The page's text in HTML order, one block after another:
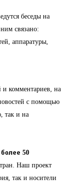
беседы на
связано:
аппаратуры,
и комментариев, на
с помощью
так и на
более 50
Наш проект
так и носители